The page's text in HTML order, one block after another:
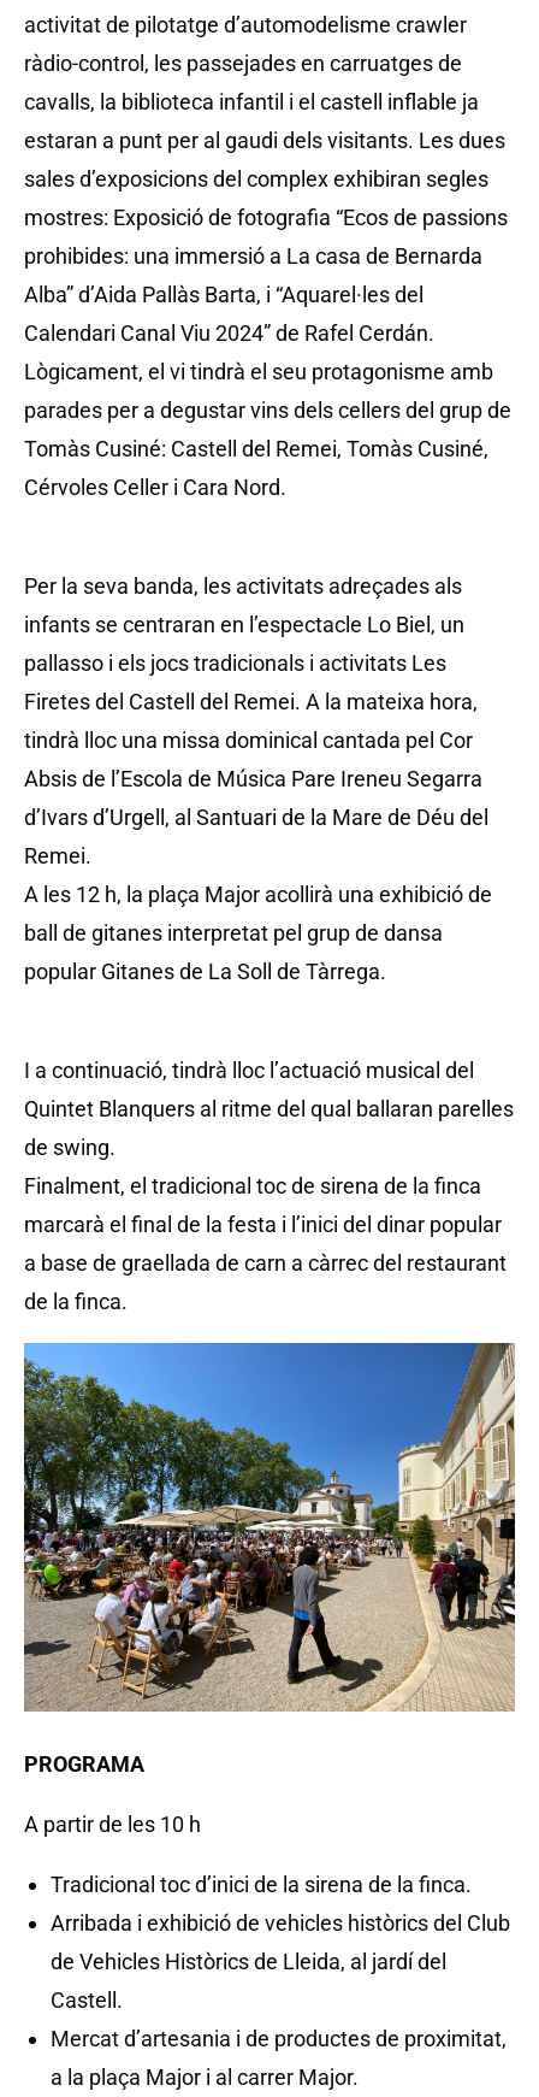
activitat de pilotatge d’automodelisme crawler
ràdio-control, les passejades en carruatges de
cavalls, la biblioteca infantil i el castell inflable ja
estaran a punt per al gaudi dels visitants. Les dues
sales d’exposicions del complex exhibiran segles
mostres: Exposició de fotografia “Ecos de passions
prohibides: una immersió a La casa de Bernarda
Alba” d’Aida Pallàs Barta, i “Aquarel·les del
Calendari Canal Viu 2024” de Rafel Cerdán.
Lògicament, el vi tindrà el seu protagonisme amb
parades per a degustar vins dels cellers del grup de
Tomàs Cusiné: Castell del Remei, Tomàs Cusiné,
Cérvoles Celler i Cara Nord.
Per la seva banda, les activitats adreçades als
infants se centraran en l’espectacle Lo Biel, un
pallasso i els jocs tradicionals i activitats Les
Firetes del Castell del Remei. A la mateixa hora,
tindrà lloc una missa dominical cantada pel Cor
Absis de l’Escola de Música Pare Ireneu Segarra
d’Ivars d’Urgell, al Santuari de la Mare de Déu del
Remei.
A les 12 h, la plaça Major acollirà una exhibició de
ball de gitanes interpretat pel grup de dansa
popular Gitanes de La Soll de Tàrrega.
I a continuació, tindrà lloc l’actuació musical del
Quintet Blanquers al ritme del qual ballaran parelles
de swing.
Finalment, el tradicional toc de sirena de la finca
marcarà el final de la festa i l’inici del dinar popular
a base de graellada de carn a càrrec del restaurant
de la finca.
PROGRAMA
A partir de les 10 h
Tradicional toc d’inici de la sirena de la finca.
Arribada i exhibició de vehicles històrics del Club
de Vehicles Històrics de Lleida, al jardí del
Castell.
Mercat d’artesania i de productes de proximitat,
a la plaça Major i al carrer Major.